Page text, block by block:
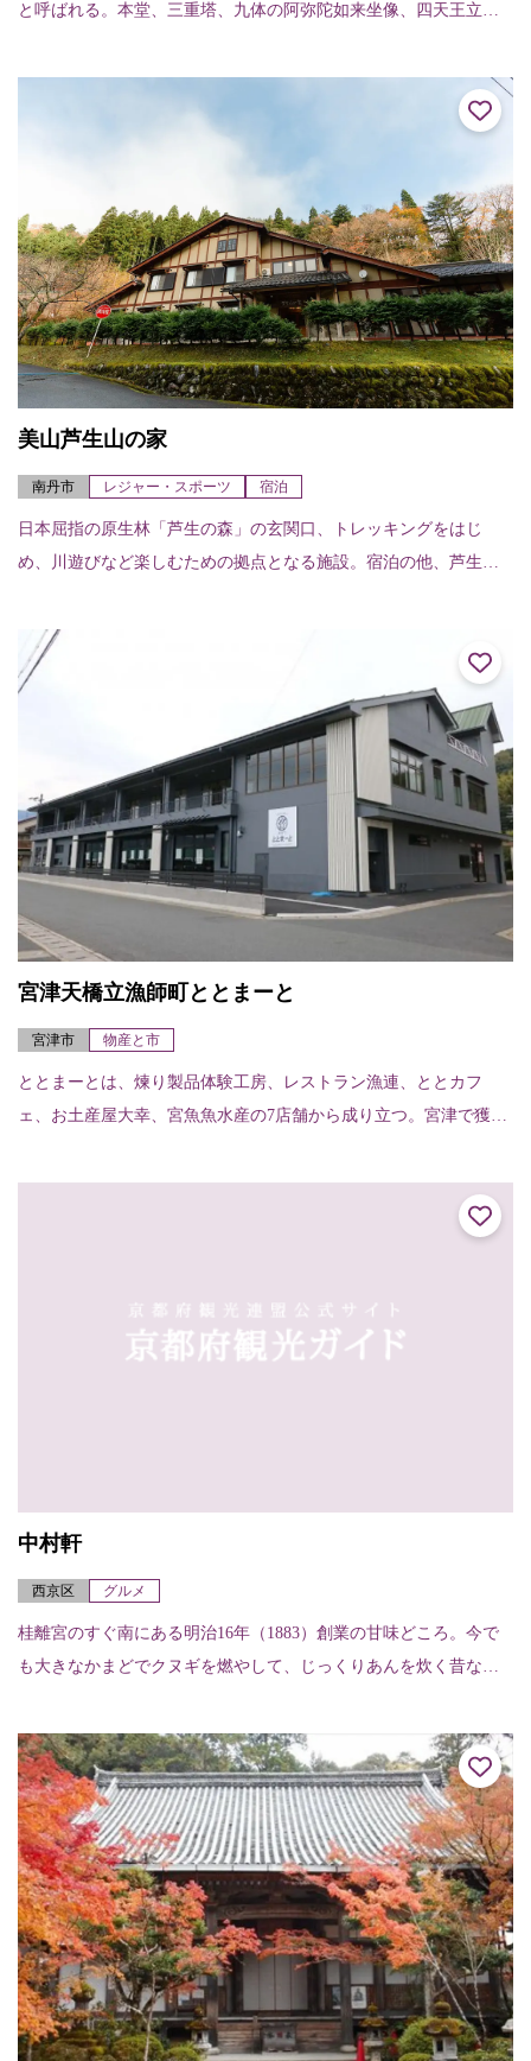
と呼ばれる。本堂、三重塔、九体の阿弥陀如来坐像、四天王立像
女像開扉 1/1～...
美山芦生山の家
南丹市 レジャー・スポーツ 宿泊
日本屈指の原生林「芦生の森」の玄関口、トレッキングをはじ
め、川遊びなど楽しむための拠点となる施設。宿泊の他、芦生の
様なツアーも提供してい...
宮津天橋立漁師町ととまーと
宮津市 物産と市
ととまーとは、煉り製品体験工房、レストラン漁連、ととカフ
ェ、お土産屋大幸、宮魚魚水産の7店舗から成り立つ。宮津で獲れ
作できる体験工房、食...
中村軒
西京区 グルメ
桂離宮のすぐ南にある明治16年（1883）創業の甘味どころ。今で
も大きなかまどでクヌギを燃やして、じっくりあんを炊く昔なが
が名物。また、...